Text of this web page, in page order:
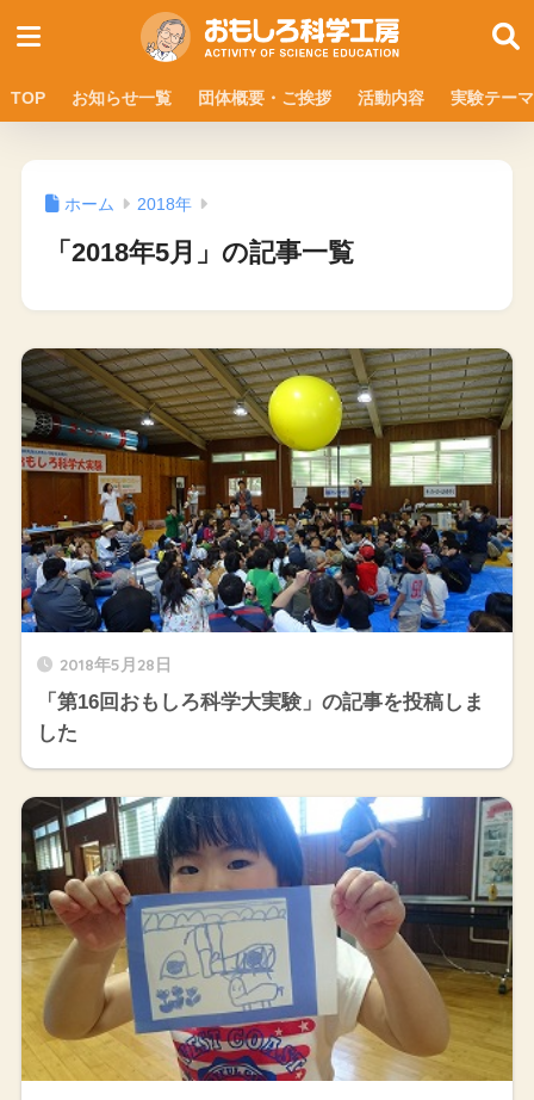
TOP お知らせ一覧 団体概要・ご挨拶 活動内容 実験テーマ
ホーム 2018年
「2018年5月」の記事一覧
2018年5月28日
「第16回おもしろ科学大実験」の記事を投稿しま
した